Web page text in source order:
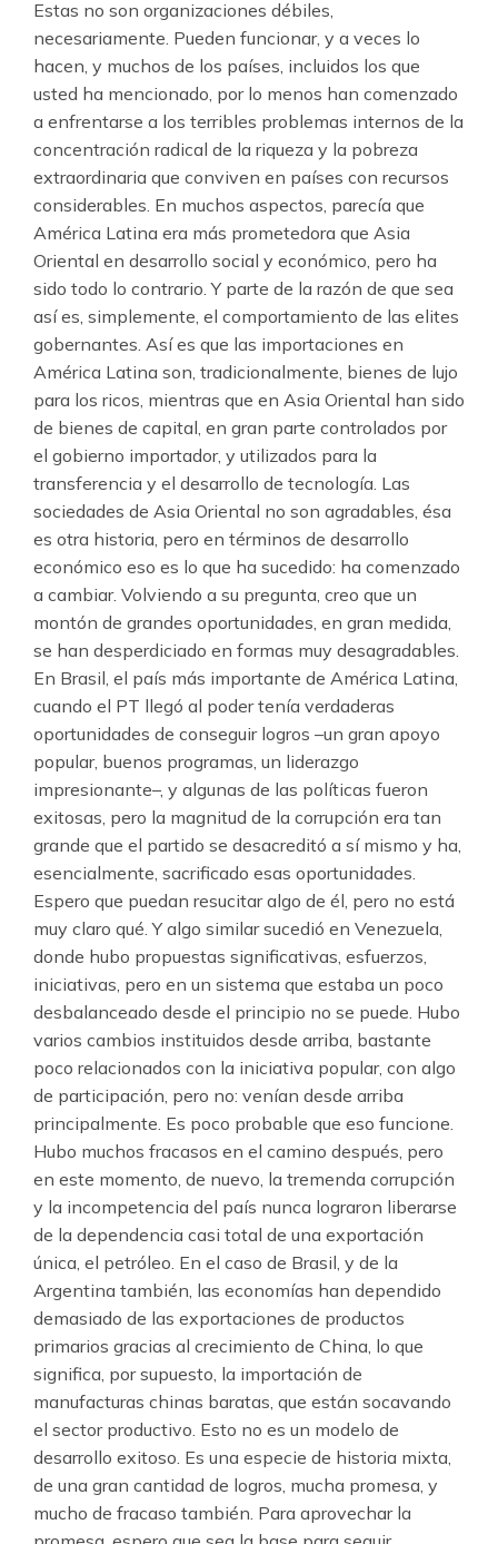
Estas no son organizaciones débiles,
necesariamente. Pueden funcionar, y a veces lo
hacen, y muchos de los países, incluidos los que
usted ha mencionado, por lo menos han comenzado
a enfrentarse a los terribles problemas internos de la
concentración radical de la riqueza y la pobreza
extraordinaria que conviven en países con recursos
considerables. En muchos aspectos, parecía que
América Latina era más prometedora que Asia
Oriental en desarrollo social y económico, pero ha
sido todo lo contrario. Y parte de la razón de que sea
así es, simplemente, el comportamiento de las elites
gobernantes. Así es que las importaciones en
América Latina son, tradicionalmente, bienes de lujo
para los ricos, mientras que en Asia Oriental han sido
de bienes de capital, en gran parte controlados por
el gobierno importador, y utilizados para la
transferencia y el desarrollo de tecnología. Las
sociedades de Asia Oriental no son agradables, ésa
es otra historia, pero en términos de desarrollo
económico eso es lo que ha sucedido: ha comenzado
a cambiar. Volviendo a su pregunta, creo que un
montón de grandes oportunidades, en gran medida,
se han desperdiciado en formas muy desagradables.
En Brasil, el país más importante de América Latina,
cuando el PT llegó al poder tenía verdaderas
oportunidades de conseguir logros –un gran apoyo
popular, buenos programas, un liderazgo
impresionante–, y algunas de las políticas fueron
exitosas, pero la magnitud de la corrupción era tan
grande que el partido se desacreditó a sí mismo y ha,
esencialmente, sacrificado esas oportunidades.
Espero que puedan resucitar algo de él, pero no está
muy claro qué. Y algo similar sucedió en Venezuela,
donde hubo propuestas significativas, esfuerzos,
iniciativas, pero en un sistema que estaba un poco
desbalanceado desde el principio no se puede. Hubo
varios cambios instituidos desde arriba, bastante
poco relacionados con la iniciativa popular, con algo
de participación, pero no: venían desde arriba
principalmente. Es poco probable que eso funcione.
Hubo muchos fracasos en el camino después, pero
en este momento, de nuevo, la tremenda corrupción
y la incompetencia del país nunca lograron liberarse
de la dependencia casi total de una exportación
única, el petróleo. En el caso de Brasil, y de la
Argentina también, las economías han dependido
demasiado de las exportaciones de productos
primarios gracias al crecimiento de China, lo que
significa, por supuesto, la importación de
manufacturas chinas baratas, que están socavando
el sector productivo. Esto no es un modelo de
desarrollo exitoso. Es una especie de historia mixta,
de una gran cantidad de logros, mucha promesa, y
mucho de fracaso también. Para aprovechar la